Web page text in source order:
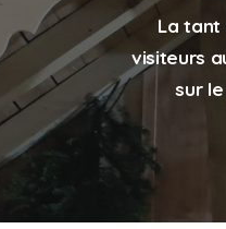
La tant
visiteurs
sur